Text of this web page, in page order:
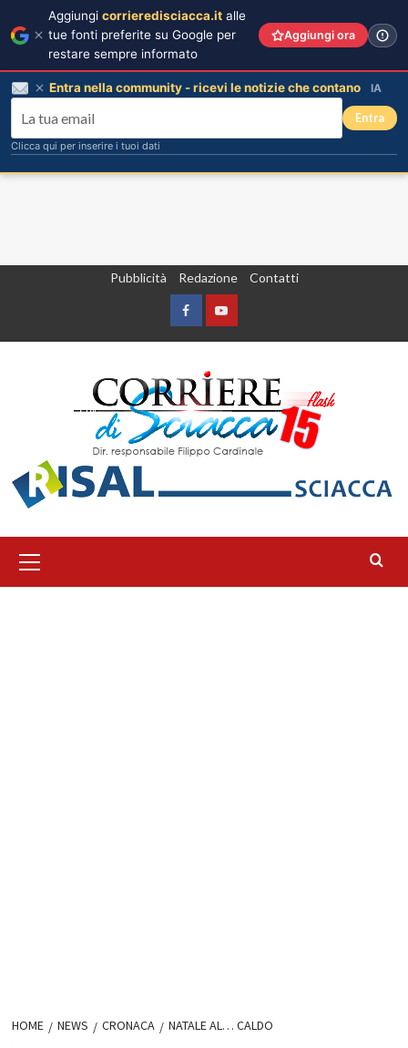
Pubblicità Redazione Contatti
FacebookYountube
principale
HOME NEWS CRONACA NATALE AL… CALDO
Aggiungi corrieredisciacca.it alle
tue fonti preferite su Google per
restare sempre informato
Aggiungi ora
Entra nella community - ricevi le notizie che contano IA
Entra
Clicca qui per inserire i tuoi dati